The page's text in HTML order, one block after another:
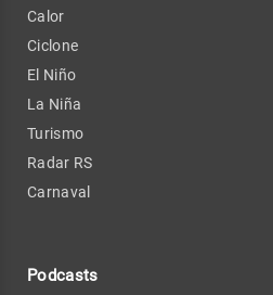
Calor
Ciclone
El Niño
La Niña
Turismo
Radar RS
Carnaval
Podcasts